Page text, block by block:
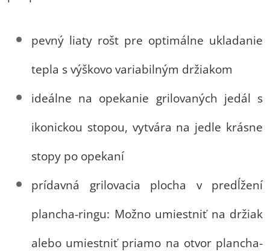
pevný liaty rošt pre optimálne ukladanie
tepla s výškovo variabilným držiakom
ideálne na opekanie grilovaných jedál s
ikonickou stopou, vytvára na jedle krásne
stopy po opekaní
prídavná grilovacia plocha v predĺžení
plancha-ringu: Možno umiestniť na držiak
alebo umiestniť priamo na otvor plancha-